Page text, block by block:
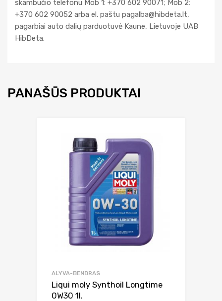
skambučio telefonu Mob 1: +370 602 90071; Mob 2:
+370 602 90052 arba el. paštu pagalba@hibdeta.lt,
pagarbiai auto dalių parduotuvė Kaune, Lietuvoje UAB
HibDeta.
PANAŠŪS PRODUKTAI
ALYVA-BENDRAS
Liqui moly Synthoil Longtime
0W30 1l.